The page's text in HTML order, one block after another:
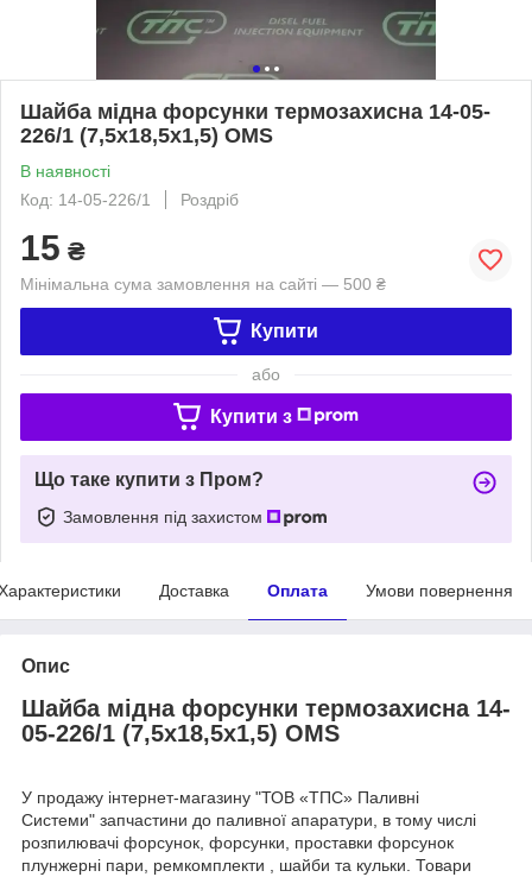
Шайба мідна форсунки термозахисна 14-05-
226/1 (7,5x18,5x1,5) OMS
В наявності
Код: 14-05-226/1
Роздріб
15 ₴
Мінімальна сума замовлення на сайті — 500 ₴
Купити
або
Купити з
Що таке купити з Пром?
Замовлення під захистом
Доставка Оплата Умови повернення
Опис
Шайба мідна форсунки термозахисна 14-
05-226/1 (7,5x18,5x1,5) OMS
У продажу інтернет-магазину "ТОВ «ТПС» Паливні
Системи" запчастини до паливної апаратури, в тому числі
розпилювачі форсунок, форсунки, проставки форсунок
плунжерні пари, ремкомплекти , шайби та кульки. Товари